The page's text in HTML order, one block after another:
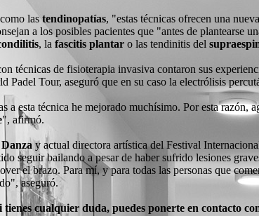
como lastendinopatías, "estas técnicas ofrecen una
a los posibles pacientes que "antes de plantearse
, la fascitis plantar o las tendinitis del
técnicas de fisioterapia invasiva contaron sus
Padel Tour, aseguró que en su caso la electrólisis
a esta técnica he mejorado muchísimo. Por esta razón,
", afirmó.
y actual directora artística del Festival
seguir bailando a pesar de haber sufrido lesiones
el brazo. Para mí, y para todas las personas que
aseguró.
cualquier duda, puedes ponerte en contacto